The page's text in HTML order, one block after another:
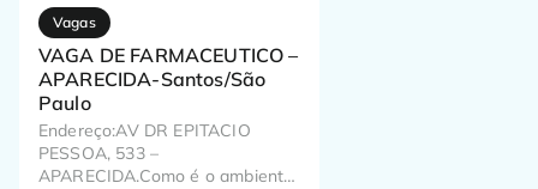
Vagas
VAGA DE FARMACEUTICO –
APARECIDA-Santos/São
Paulo
Endereço:AV DR EPITACIO
PESSOA, 533 –
APARECIDA.Como é o ambiente